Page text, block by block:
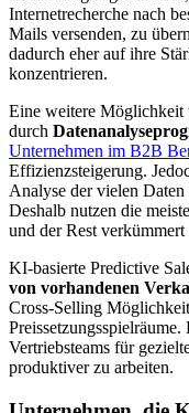
Internetrecherche nach
Mails versenden, zu
dadurch eher auf ihre
konzentrieren.
Eine weitere Möglichkeit
durch
Unternehmen im B2B
Effizienzsteigerung.
Analyse der vielen
Deshalb nutzen die
und der Rest
KI-basierte Predictive
von vorhandenen
Cross-Selling
Vertriebsteams für
produktiver zu arbeiten.